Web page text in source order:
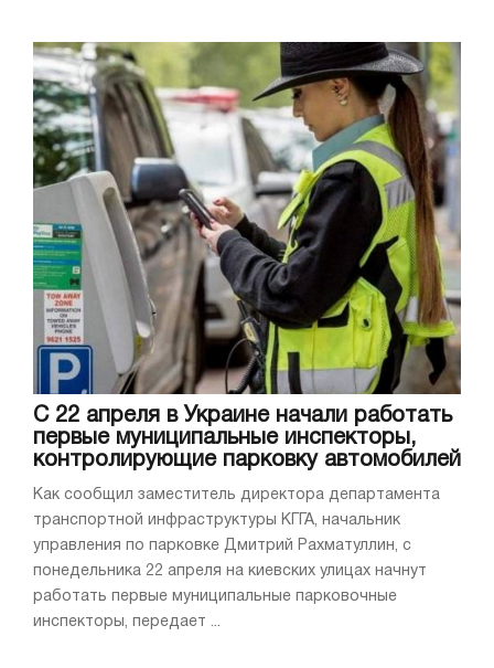
С 22 апреля в Украине начали работать
первые муниципальные инспекторы,
контролирующие парковку автомобилей
Как сообщил заместитель директора департамента
транспортной инфраструктуры КГГА, начальник
управления по парковке Дмитрий Рахматуллин, с
понедельника 22 апреля на киевских улицах начнут
работать первые муниципальные парковочные
инспекторы, передает ...